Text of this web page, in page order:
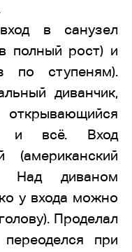
в санузел
полный рост) и
по ступеням).
диванчик,
и всё. Вход
(американский
Над диваном
у входа можно
Проделал
при